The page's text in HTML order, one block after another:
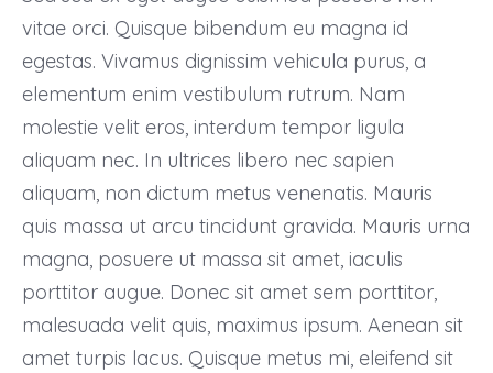
vitae orci. Quisque bibendum eu magna id
egestas. Vivamus dignissim vehicula purus, a
elementum enim vestibulum rutrum. Nam
molestie velit eros, interdum tempor ligula
aliquam nec. In ultrices libero nec sapien
aliquam, non dictum metus venenatis. Mauris
quis massa ut arcu tincidunt gravida. Mauris urna
magna, posuere ut massa sit amet, iaculis
porttitor augue. Donec sit amet sem porttitor,
malesuada velit quis, maximus ipsum. Aenean sit
amet turpis lacus. Quisque metus mi, eleifend sit